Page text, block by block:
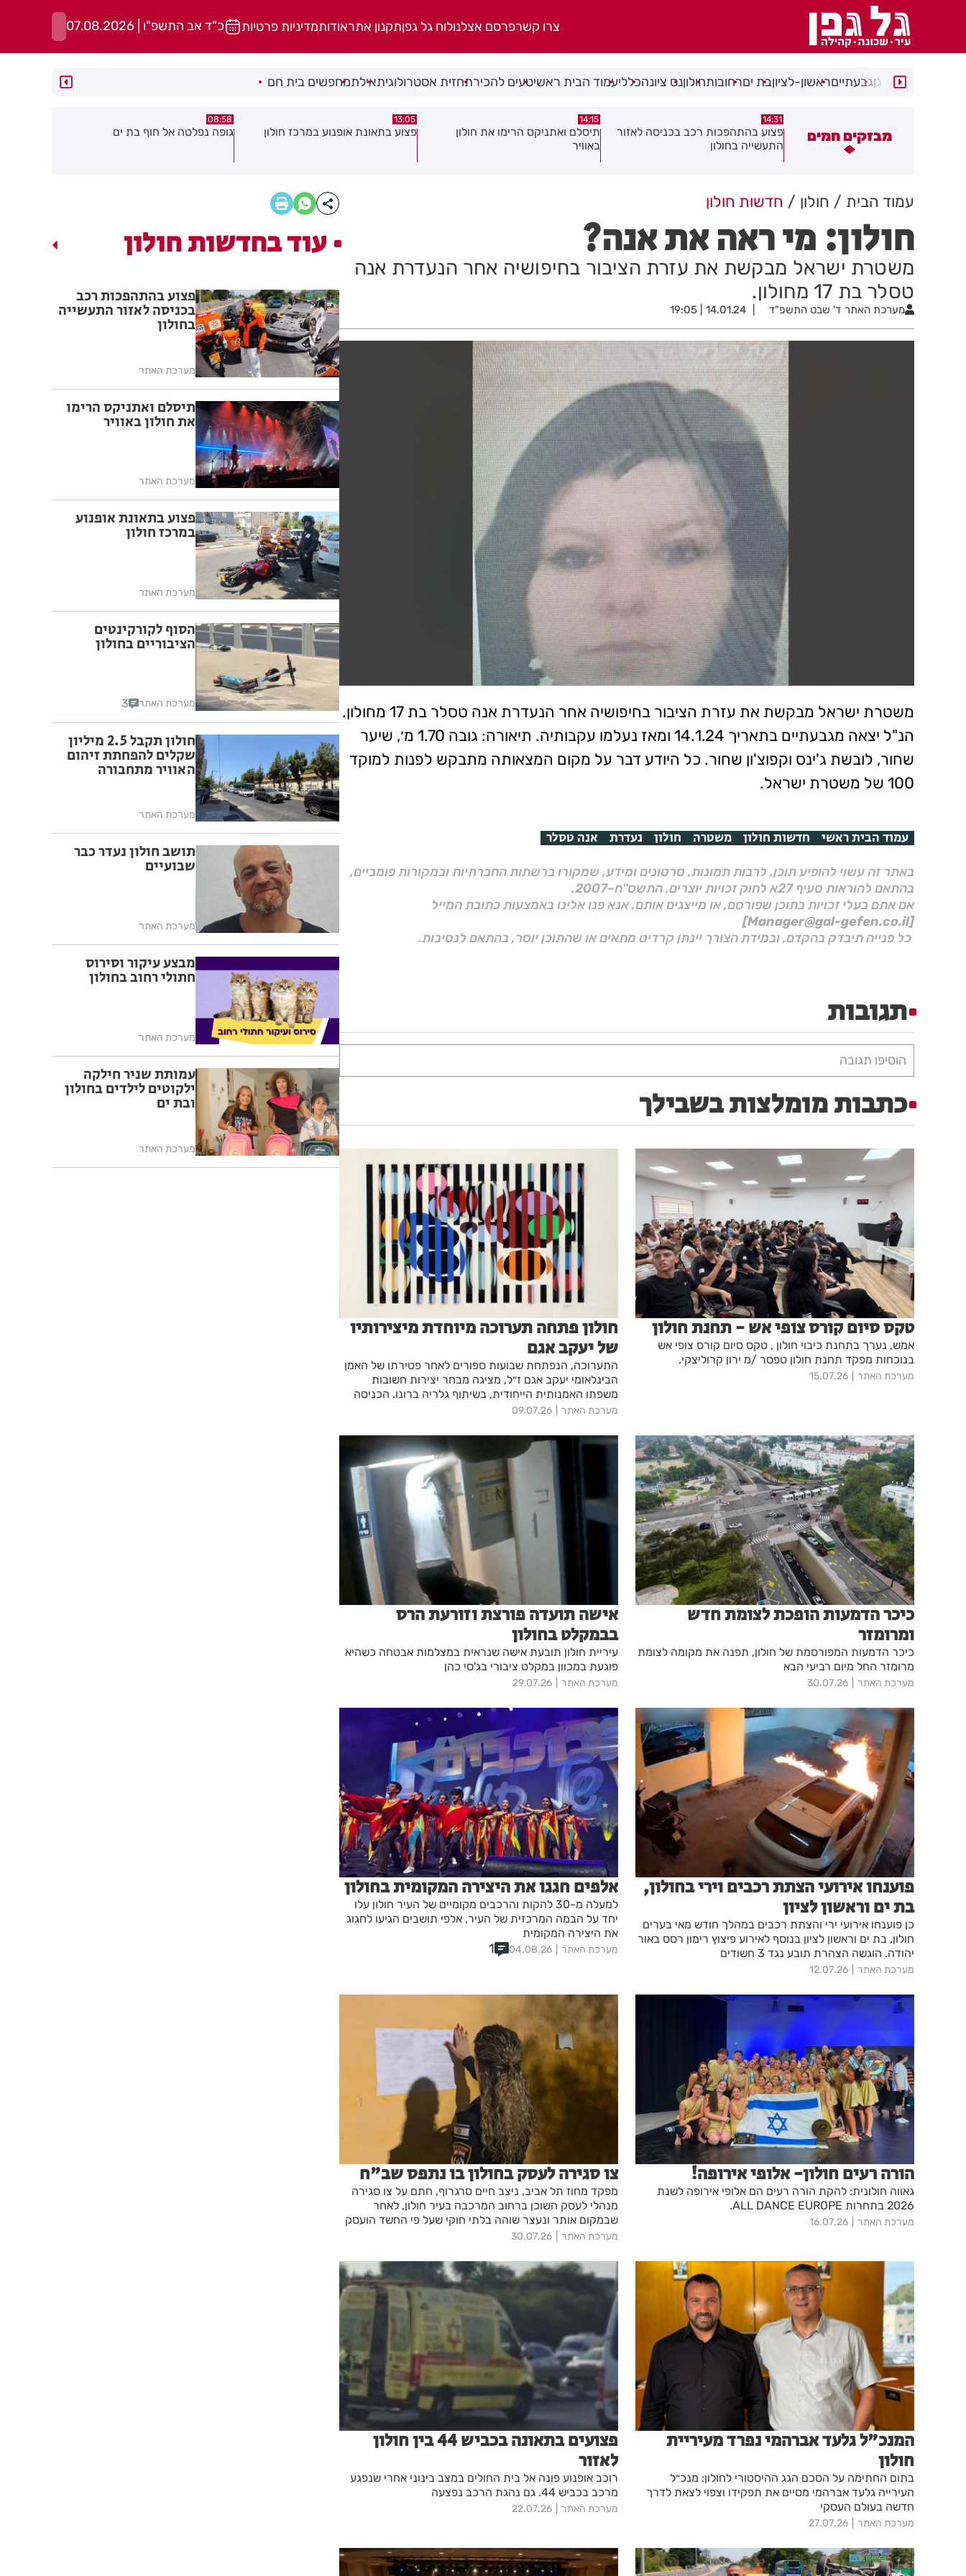
צרו קשרפרסם אצלנולוח גל גפןתקנון אתראודותמדיניות פרטיות כ"ד אב התשפ"ו | 07.08.2026
רמת גןגבעתייםראשון-לציוןבת יםרחובותחולוןנס ציונהכלליעמוד הבית ראשיטעים להכירתחזית אסטרולוגיתאילתמחפשים בית חם
מבזקים חמים
פצוע בהתהפכות רכב בכניסה לאזור
14:15
תיסלם ואתניקס הרימו את חולון
באוויר
13:05
פצוע בתאונת אופנוע במרכז חולון
08:58
גופה נפלטה אל חוף בת ים
08:29
חשד להצתה בשלושה מוקדים ברמת
עמוד הבית חולון חדשות חולון
חולון: מי ראה את אנה?
משטרת ישראל מבקשת את עזרת הציבור בחיפושיה אחר הנעדרת אנה
טסלר בת 17 מחולון.
מערכת האתר ד' שבט התשפ"ד 14.01.24 | 19:05
משטרת ישראל מבקשת את עזרת הציבור בחיפושיה אחר הנעדרת אנה טסלר בת 17 מחולון.
הנ"ל יצאה מגבעתיים בתאריך 14.1.24 ומאז נעלמו עקבותיה. תיאורה: גובה 1.70 מ׳, שיער
שחור, לובשת ג'ינס וקפוצ'ון שחור. כל היודע דבר על מקום המצאותה מתבקש לפנות למוקד
100 של משטרת ישראל.
עמוד הבית ראשי חדשות חולון משטרה חולון נעדרת אנה טסלר
באתר זה עשוי להופיע תוכן, לרבות תמונות, סרטונים ומידע, שמקורו ברשתות החברתיות ובמקורות פומביים,
בהתאם להוראות סעיף 27א לחוק זכויות יוצרים, התשס"ח–2007.
אם אתם בעלי זכויות בתוכן שפורסם, או מייצגים אותם, אנא פנו אלינו באמצעות כתובת המייל
[Manager@gal-gefen.co.il]
כל פנייה תיבדק בהקדם, ובמידת הצורך יינתן קרדיט מתאים או שהתוכן יוסר, בהתאם לנסיבות.
תגובות
הוסיפו תגובה
כתבות מומלצות בשבילך
טקס סיום קורס צופי אש - תחנת חולון
אמש, נערך בתחנת כיבוי חולון , טקס סיום קורס צופי אש
בנוכחות מפקד תחנת חולון טפסר /מ ירון קרוליצקי.
מערכת האתר 15.07.26
חולון פתחה תערוכה מיוחדת מיצירותיו
של יעקב אגם
התערוכה, הנפתחת שבועות ספורים לאחר פטירתו של האמן
הבינלאומי יעקב אגם ז״ל, מציגה מבחר יצירות חשובות
משפתו האמנותית הייחודית, בשיתוף גלריה ברונו. הכניסה
לתערוכה חופשית
מערכת האתר 09.07.26
כיכר הדמעות הופכת לצומת חדש
ומרומזר
כיכר הדמעות המפורסמת של חולון, תפנה את מקומה לצומת
מרומזר החל מיום רביעי הבא
מערכת האתר 30.07.26
אישה תועדה פורצת וזורעת הרס
בבמקלט בחולון
עיריית חולון תובעת אישה שנראית במצלמות אבטחה כשהיא
פוגעת במכוון במקלט ציבורי בג'סי כהן
מערכת האתר 29.07.26
פוענחו אירועי הצתת רכבים וירי בחולון,
בת ים וראשון לציון
כן פוענחו אירועי ירי והצתת רכבים במהלך חודש מאי בערים
חולון, בת ים וראשון לציון בנוסף לאירוע פיצוץ רימון רסס באור
יהודה. הוגשה הצהרת תובע נגד 3 חשודים
מערכת האתר 12.07.26
אלפים חגגו את היצירה המקומית בחולון
למעלה מ-30 להקות והרכבים מקומיים של העיר חולון עלו
יחד על הבמה המרכזית של העיר, אלפי תושבים הגיעו לחגוג
את היצירה המקומית
מערכת האתר 04.08.26
1
הורה רעים חולון- אלופי אירופה!
גאווה חולונית: להקת הורה רעים הם אלופי אירופה לשנת
2026 בתחרות ALL DANCE EUROPE.
מערכת האתר 16.07.26
צו סגירה לעסק בחולון בו נתפס שב"ח
מפקד מחוז תל אביב, ניצב חיים סרגרוף, חתם על צו סגירה
מנהלי לעסק השוכן ברחוב המרכבה בעיר חולון, לאחר
שבמקום אותר ונעצר שוהה בלתי חוקי שעל פי החשד הועסק
במקום
מערכת האתר 30.07.26
המנכ"ל גלעד אברהמי נפרד מעיריית
חולון
בתום החתימה על הסכם הגג ההיסטורי לחולון: מנכ״ל
העירייה גלעד אברהמי מסיים את תפקידו וצפוי לצאת לדרך
חדשה בעולם העסקי
מערכת האתר 27.07.26
פצועים בתאונה בכביש 44 בין חולון
לאזור
רוכב אופנוע פונה אל בית החולים במצב בינוני אחרי שנפגע
מרכב בכביש 44. גם נהגת הרכב נפצעה
מערכת האתר 22.07.26
עוד בחדשות חולון
פצוע בהתהפכות רכב
בכניסה לאזור התעשייה
בחולון
מערכת האתר
תיסלם ואתניקס הרימו
את חולון באוויר
מערכת האתר
פצוע בתאונת אופנוע
במרכז חולון
מערכת האתר
הסוף לקורקינטים
הציבוריים בחולון
מערכת האתר 3
חולון תקבל 2.5 מיליון
שקלים להפחתת זיהום
האוויר מתחבורה
מערכת האתר
תושב חולון נעדר כבר
שבועיים
מערכת האתר
מבצע עיקור וסירוס
חתולי רחוב בחולון
מערכת האתר
עמותת שניר חילקה
ילקוטים לילדים בחולון
ובת ים
מערכת האתר